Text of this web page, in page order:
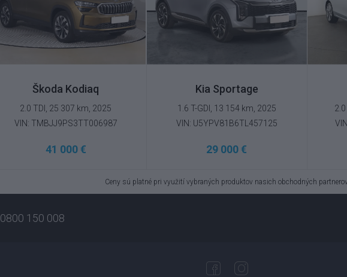
Škoda Kodiaq
2.0 TDI, 25 307 km, 2025
VIN: TMBJJ9PS3TT006987
41 000 €
Kia Sportage
1.6 T-GDI, 13 154 km, 2025
VIN: U5YPV81B6TL457125
29 000 €
Ceny sú platné pri využití vybraných produktov nasich obchodných
0800 150 008